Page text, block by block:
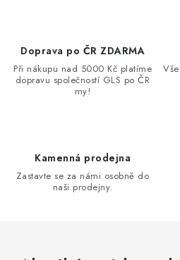
Doprava po ČR ZDARMA
Při nákupu nad 5000 Kč platíme
dopravu společností GLS po ČR
my!
Kamenná prodejna
Zastavte se za námi osobně do
naši prodejny.